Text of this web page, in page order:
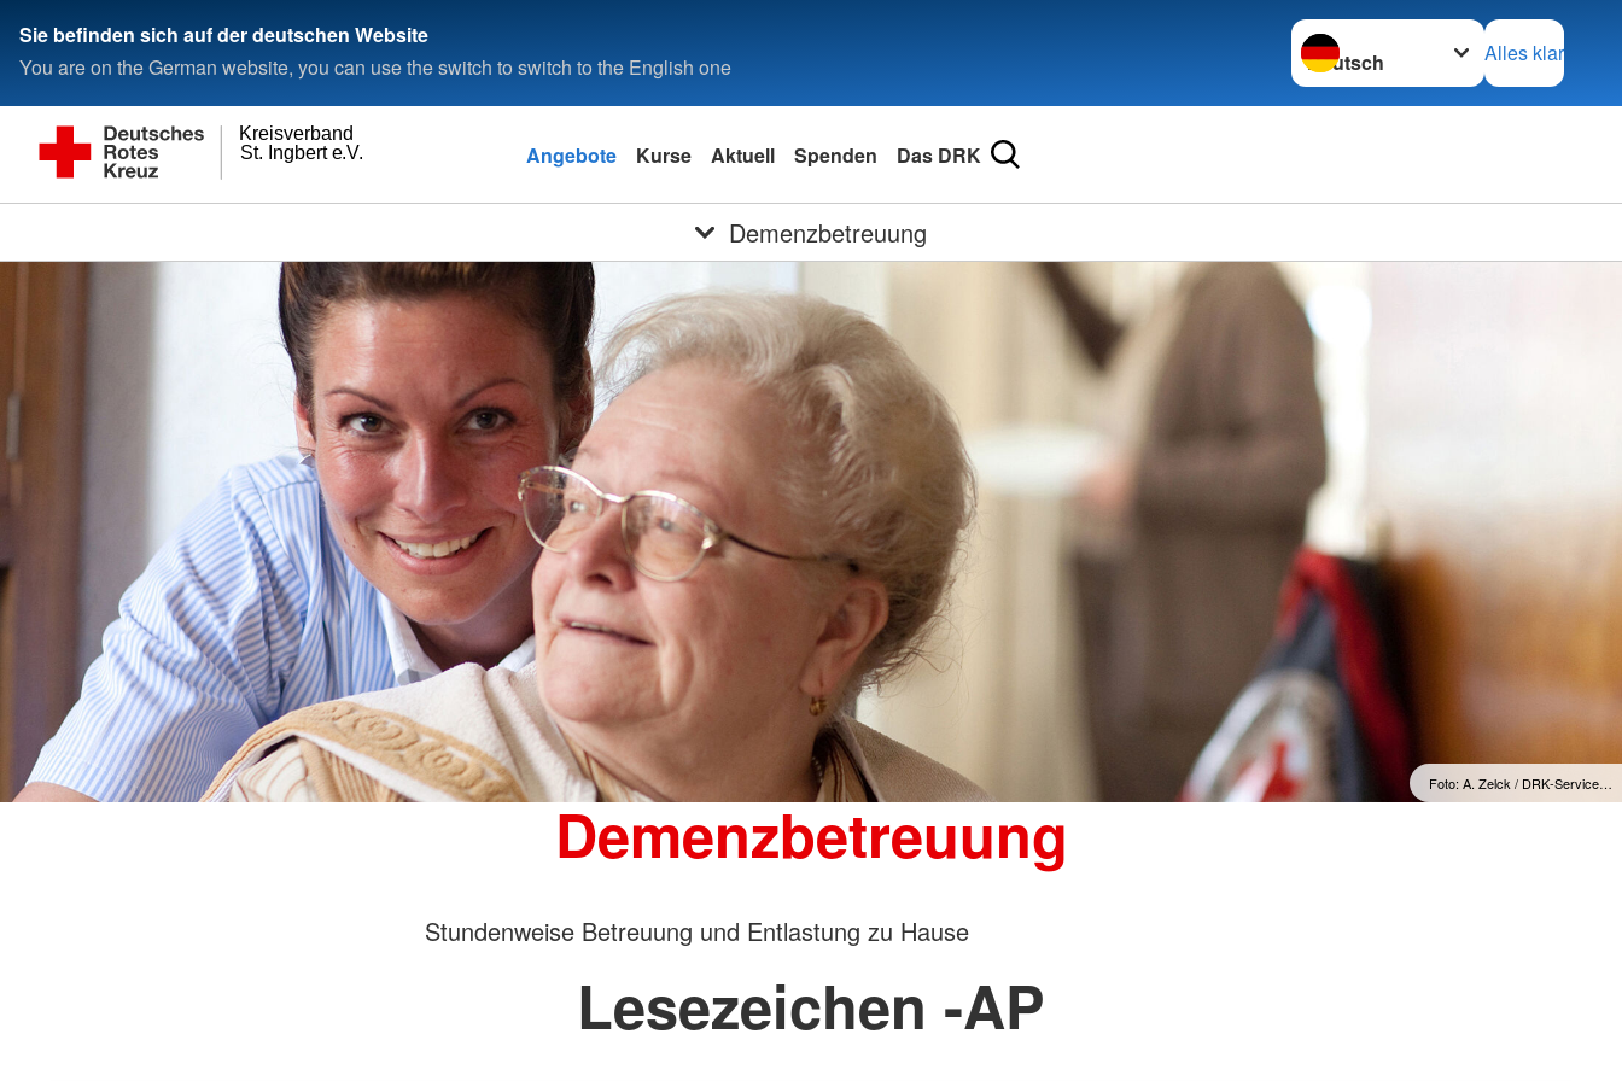
Sie befinden sich auf der deutschen Website
You are on the German website, you can use the switch to switch to the English one
Sprache wechseln zu
Alles klar
St. Ingbert e.V.
Kreisverband
Angebote Kurse Aktuell Spenden Das DRK
Demenzbetreuung
Foto: A. Zelck / DRK-Service…
Demenzbetreuung
Stundenweise Betreuung und Entlastung zu Hause
Lesezeichen -AP